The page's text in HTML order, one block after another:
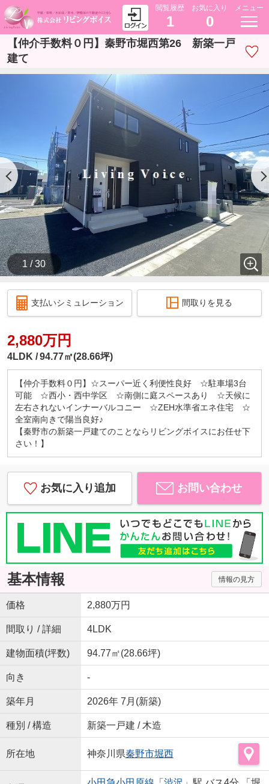
閲覧履歴
1
お気に入り
0
メニュー
【仲介手数料０円】秦野市堀西第26 新築一戸
建て
1 / 30
支払いシミュレーション 間取りを見る
2,880万円
4LDK 94.77㎡(28.66坪)
【仲介手数料０円】☆スーパー近く利便性良好 ☆駐車場3台
可能 ☆西小・西中学区 ☆南側に庭スペースあり ☆天候に
左右されないインナーバルコニー ☆ZEH水準省エネ住宅 ☆
全室南向きで陽当良好♪
【秦野市の新築一戸建てのことならリビングボイスにお任せ下
さい！】
お気に入り追加 お問い合わせ
基本情報 情報の見方
価格 2,880万円
間取り / 詳細 4LDK
建物面積(坪数) 94.77㎡(28.66坪)
向き -
築年月 2026年 7月(新築)
種別 / 構造 新築一戸建 / 木造
所在地 神奈川県秦野市堀西